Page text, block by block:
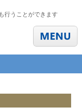
行うことができます